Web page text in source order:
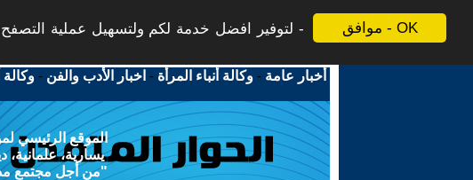
موافق - OK
لتوفير افضل خدمة لكم ولتسهيل عملية
أخبار عامة -وكالة أنباء المرأة - اخبار الأدب والفن -وكالة
الموقع الرئيسي
يسارية، علمانية،
"من أجل مجتمع